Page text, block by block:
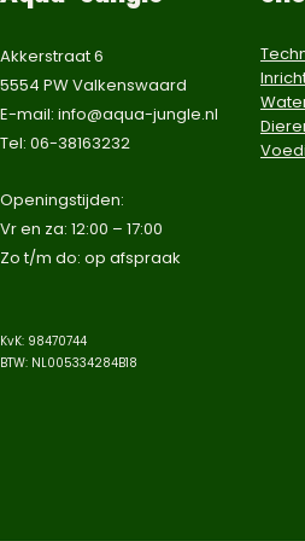
Akkerstraat 6
5554 PW Valkenswaard
E-mail: info@aqua-jungle.nl
Tel: 06-38163232
​Openingstijden:
Vr en za: 12:00 – 17:00
Zo t/m do: op afspraak​
KvK: 98470744
BTW: NL005334284B18